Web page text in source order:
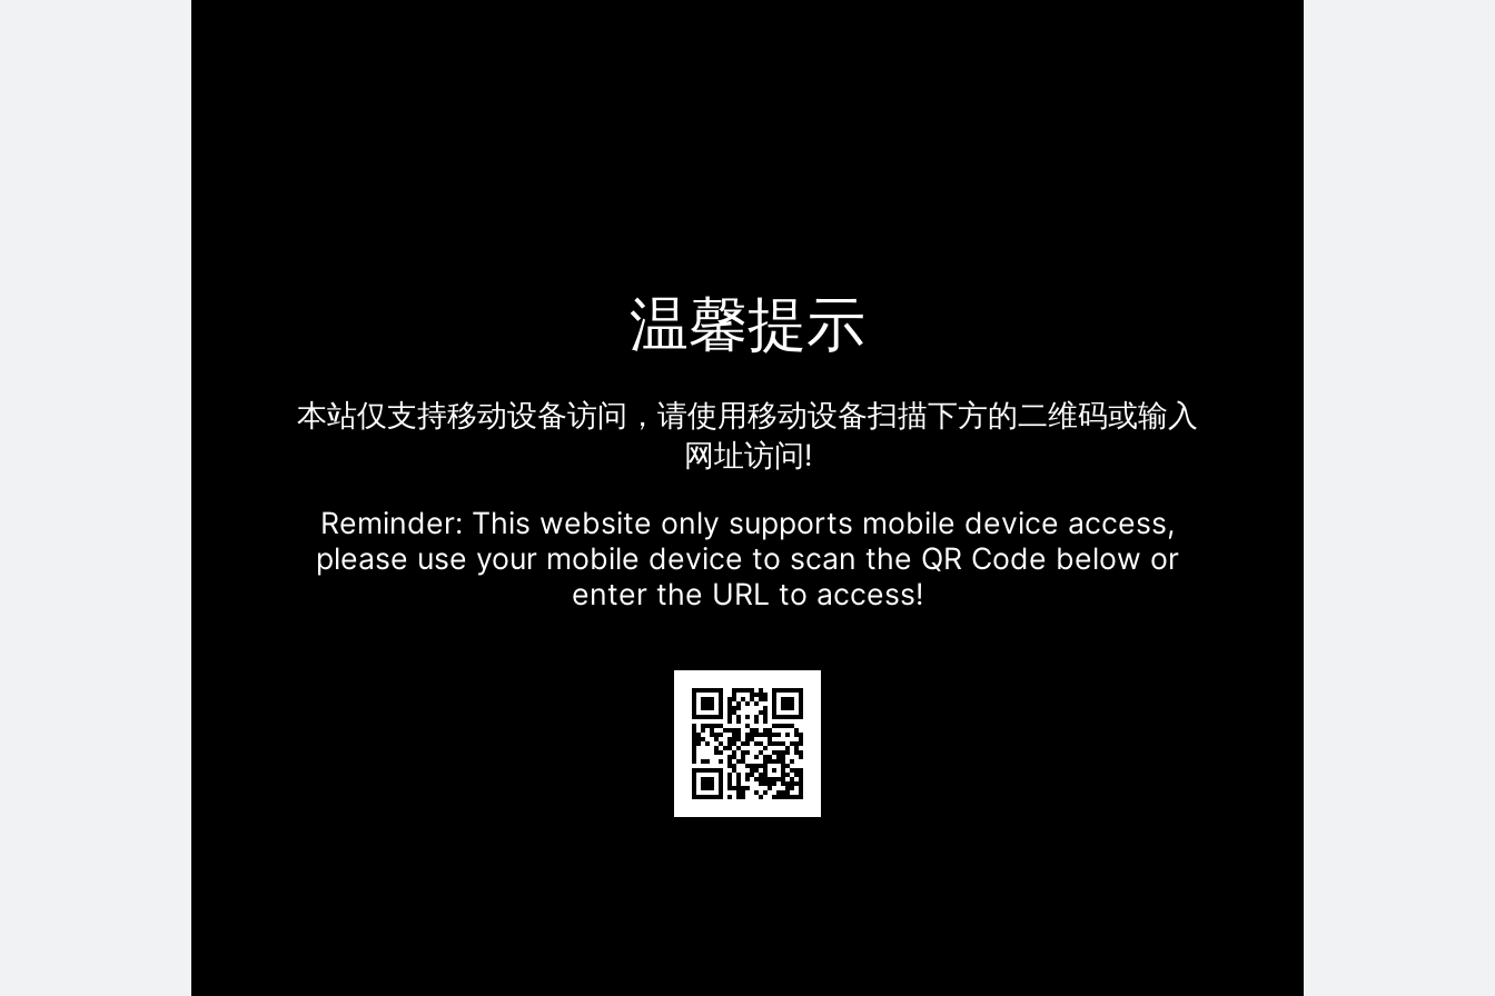
温馨提示
本站仅支持移动设备访问，请使用移动设备扫描下方的二维码或输入
网址访问!
Reminder: This website only supports mobile device access,
please use your mobile device to scan the QR Code below or
enter the URL to access!